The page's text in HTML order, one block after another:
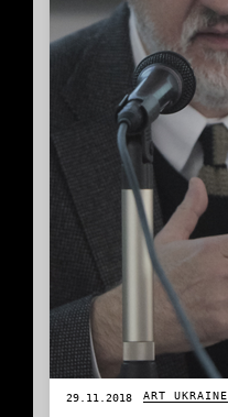
29.11.2018 ART UKRAINE